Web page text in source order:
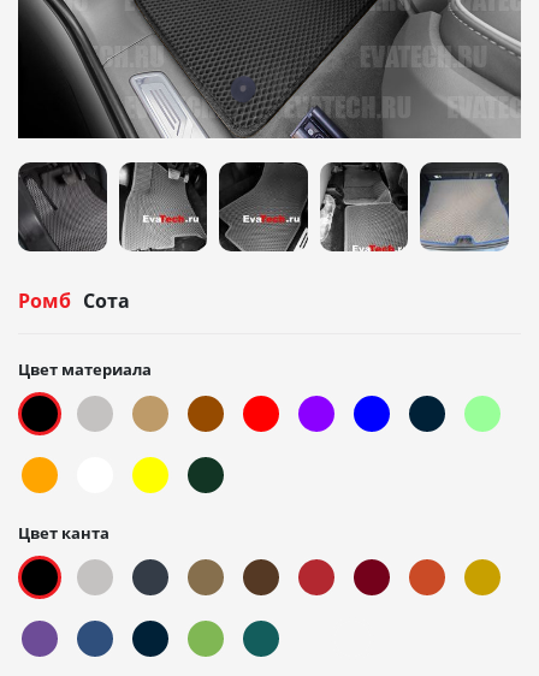
Ромб Сота
Цвет материала
Цвет канта